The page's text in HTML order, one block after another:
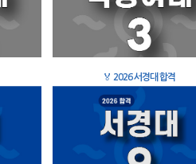
🏅 2026 서경대 합격